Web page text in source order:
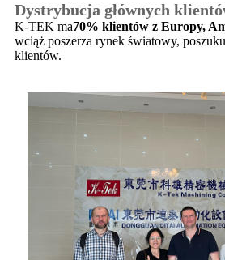
Dystrybucja głównych
K-TEK ma70% klientów z Europy,
wciąż poszerza rynek światowy,
klientów.